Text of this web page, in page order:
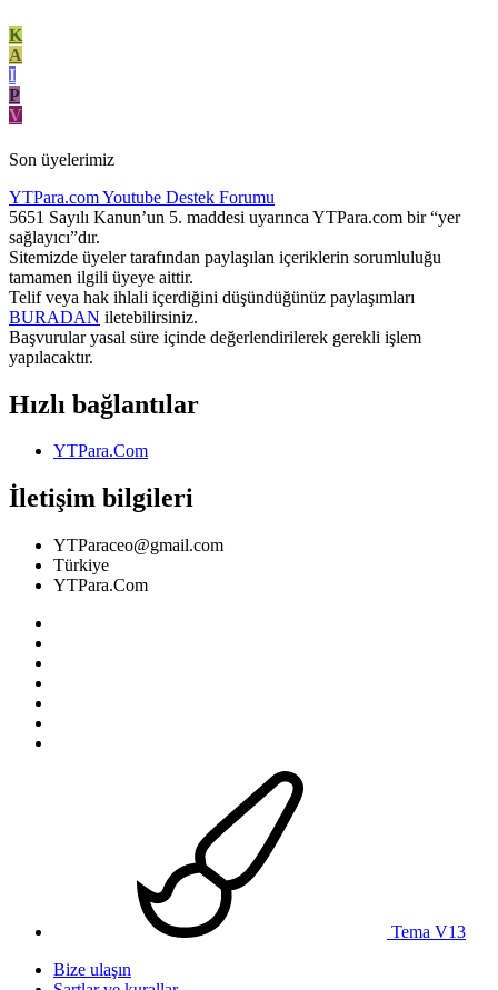
K
A
I
P
V
Son üyelerimiz
YTPara.comYoutube Destek Forumu
5651 Sayılı Kanun’un 5. maddesi uyarınca YTPara.com bir “yer
sağlayıcı”dır.
Sitemizde üyeler tarafından paylaşılan içeriklerin sorumluluğu
tamamen ilgili üyeye aittir.
Telif veya hak ihlali içerdiğini düşündüğünüz paylaşımları
BURADAN iletebilirsiniz.
Başvurular yasal süre içinde değerlendirilerek gerekli işlem
yapılacaktır.
Hızlı bağlantılar
YTPara.Com
İletişim bilgileri
YTParaceo@gmail.com
Türkiye
YTPara.Com
Tema V13
Bize ulaşın